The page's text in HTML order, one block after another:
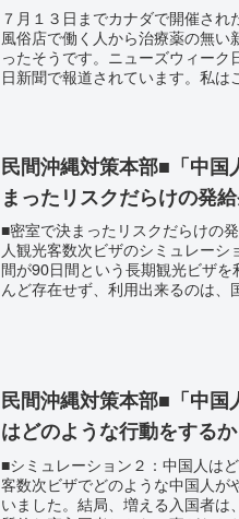
７月１３日までカナダで開催さ
風俗店で働く人から治療薬の無
ったそうです。ニューズウィー
日新聞で報道されています。私
民間沖縄対策本部■「中
まったリスクだらけの発
■密室で決まったリスクだらけの
人観光客数次ビザのシミュレー
間が90日間という長期観光ビザ
んど存在せず、利用出来るのは、
民間沖縄対策本部■「中
はどのような行動をするか
■シミュレーション２：中国人は
客数次ビザでどのような中国人
いました。結局、増える入国者